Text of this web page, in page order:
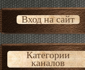
Вход на сайт
Категории
каналов